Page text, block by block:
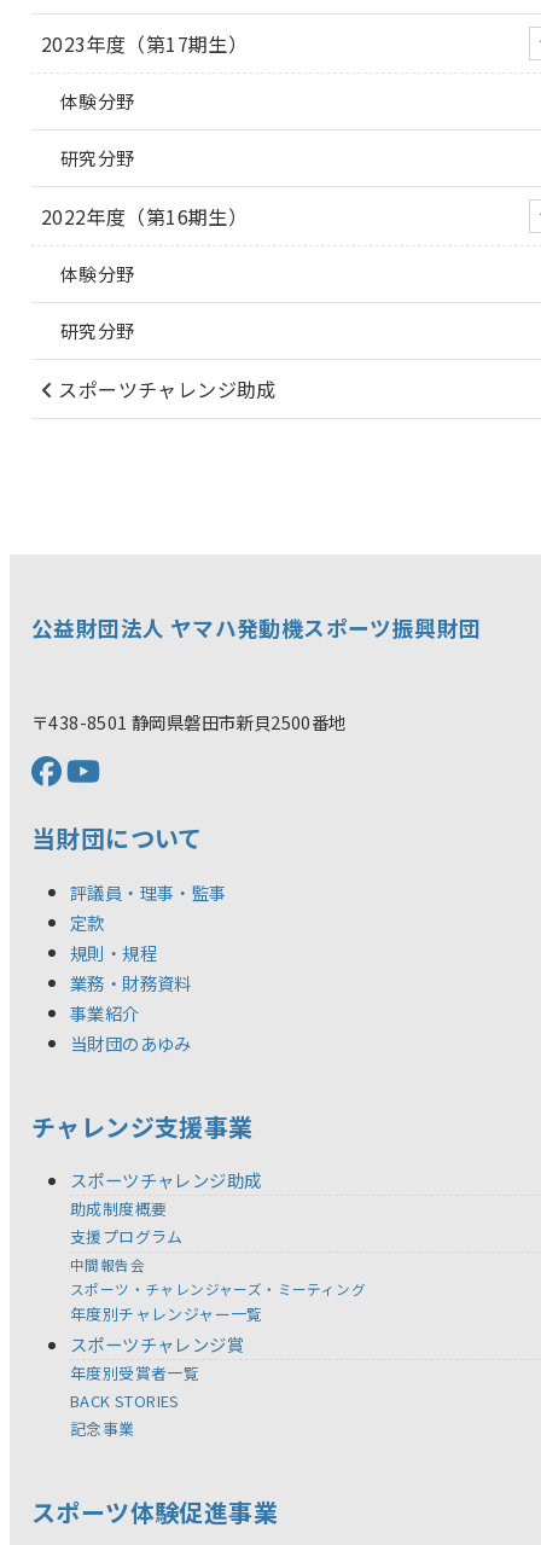
2023年度（第17期生）
体験分野
研究分野
2022年度（第16期生）
体験分野
研究分野
スポーツチャレンジ助成
公益財団法人 ヤマハ発動機スポーツ振興財団
〒438-8501 静岡県磐田市新貝2500番地
当財団について
評議員・理事・監事
定款
規則・規程
業務・財務資料
事業紹介
当財団のあゆみ
チャレンジ支援事業
スポーツチャレンジ助成
助成制度概要
支援プログラム
中間報告会
スポーツ・チャレンジャーズ・ミーティング
年度別チャレンジャー一覧
スポーツチャレンジ賞
年度別受賞者一覧
BACK STORIES
記念事業
スポーツ体験促進事業